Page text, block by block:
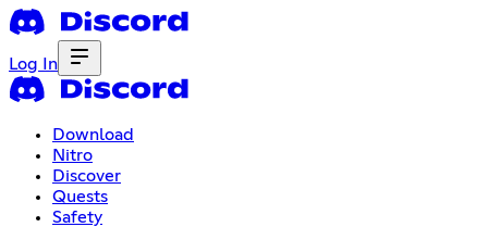
Log In
Download
Nitro
Discover
Quests
Safety